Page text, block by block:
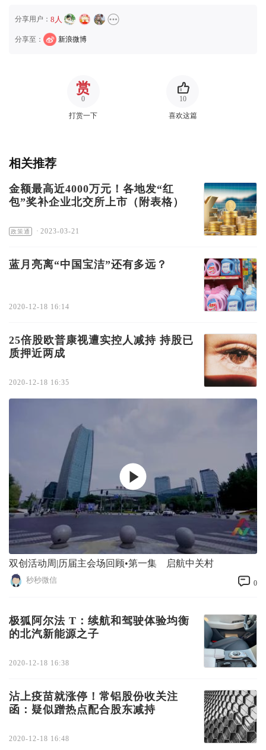
分享用户： 8人
分享至： 新浪微博
打赏一下
赏
0
喜欢这篇
10
相关推荐
金额最高近4000万元！各地发“红
包”奖补企业北交所上市（附表格）
政策通 · 2023-03-21
蓝月亮离“中国宝洁”还有多远？
2020-12-18 16:14
25倍股欧普康视遭实控人减持 持股已
质押近两成
2020-12-18 16:35
双创活动周|历届主会场回顾•第一集 启航中关村
秒秒微信 0
极狐阿尔法 T：续航和驾驶体验均衡
的北汽新能源之子
2020-12-18 16:38
沾上疫苗就涨停！常铝股份收关注
函：疑似蹭热点配合股东减持
2020-12-18 16:48